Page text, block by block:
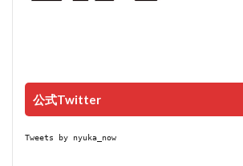
公式Twitter
Tweets by nyuka_now